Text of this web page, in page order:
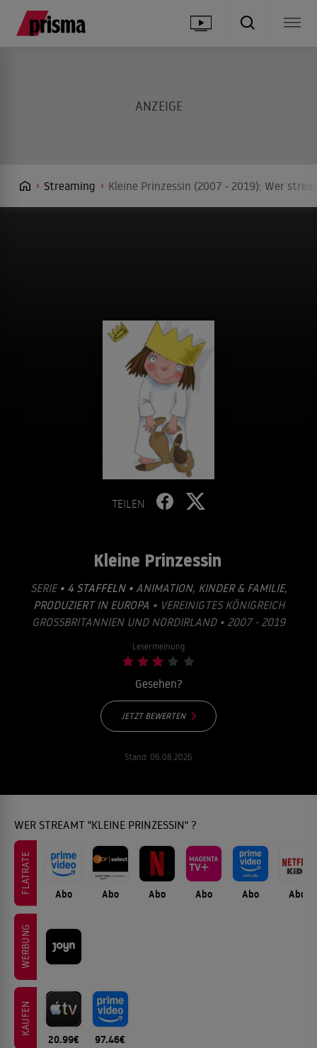
Streaming Kleine Prinzessin (2007 - 2019): Wer
TEILEN
Kleine Prinzessin
SERIE • 4 STAFFELN • ANIMATION, KINDER & FAMILIE,
PRODUZIERT IN EUROPA • VEREINIGTES KÖNIGREICH
GROSSBRITANNIEN UND NORDIRLAND • 2007 - 2019
Lesermeinung
Gesehen?
JETZT BEWERTEN
Stand: 06.08.2026
WER STREAMT "KLEINE PRINZESSIN" ?
FLATRATE Abo Abo Abo Abo Abo Abo
WERBUNG
KAUFEN
20.99€ 97.46€